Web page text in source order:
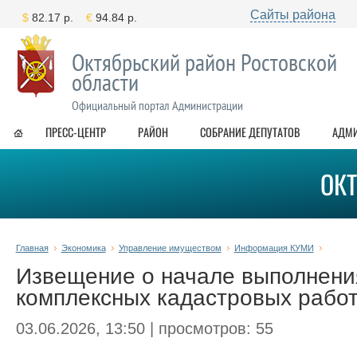
Сайты района
Октябрьский район Ростовской
области
Официальный портал Администрации
ПРЕСС-ЦЕНТР РАЙОН СОБРАНИЕ ДЕПУТАТОВ
Главная Экономика Управление имуществом Информация КУМИ
Извещение о начале
комплексных кадастровых
03.06.2026, 13:50 | просмотров: 55